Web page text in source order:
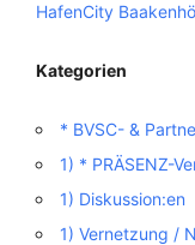
HafenCity
Kategorien
* BVSC- &
1) * PRÄSENZ-
1) Diskussion:en
1) Vernetzung /